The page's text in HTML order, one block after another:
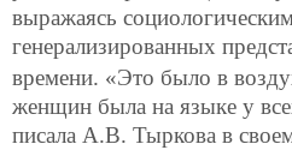
выражаясь
генерализированных
времени. «Это было в
женщин была на языке у
писала А.В. Тыркова в